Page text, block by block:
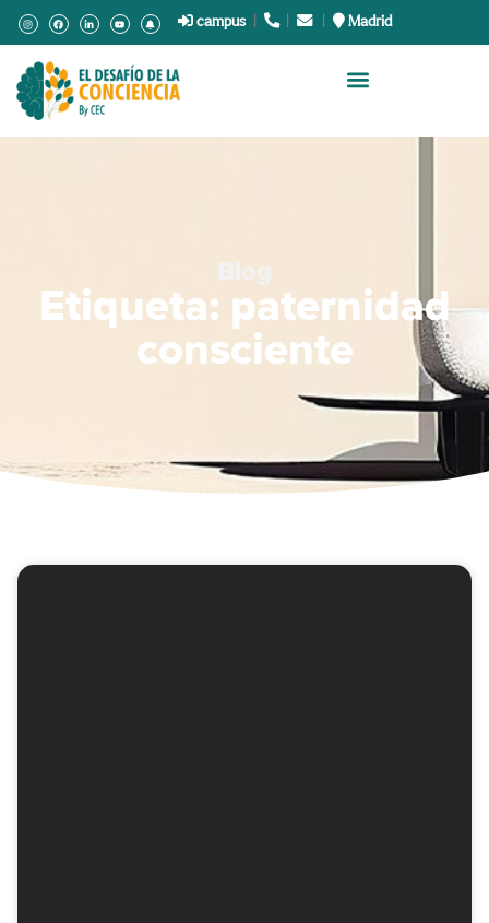
campus| . | | Madrid
Blog
Etiqueta: paternidad
consciente